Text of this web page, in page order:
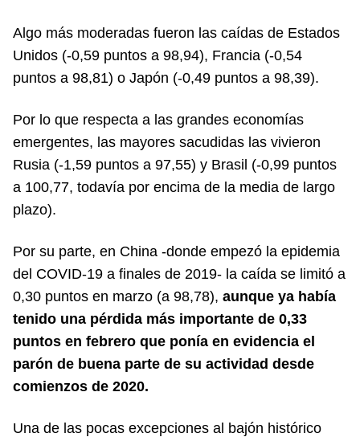
Algo más moderadas fueron las caídas de Estados
Unidos (-0,59 puntos a 98,94), Francia (-0,54
puntos a 98,81) o Japón (-0,49 puntos a 98,39).
Por lo que respecta a las grandes economías
emergentes, las mayores sacudidas las vivieron
Rusia (-1,59 puntos a 97,55) y Brasil (-0,99 puntos
a 100,77, todavía por encima de la media de largo
plazo).
Por su parte, en China -donde empezó la epidemia
del COVID-19 a finales de 2019- la caída se limitó a
0,30 puntos en marzo (a 98,78), aunque ya había
tenido una pérdida más importante de 0,33
puntos en febrero que ponía en evidencia el
parón de buena parte de su actividad desde
comienzos de 2020.
Una de las pocas excepciones al bajón histórico